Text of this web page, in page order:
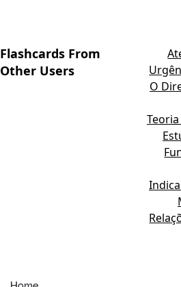
Flashcards From
Other Users
O